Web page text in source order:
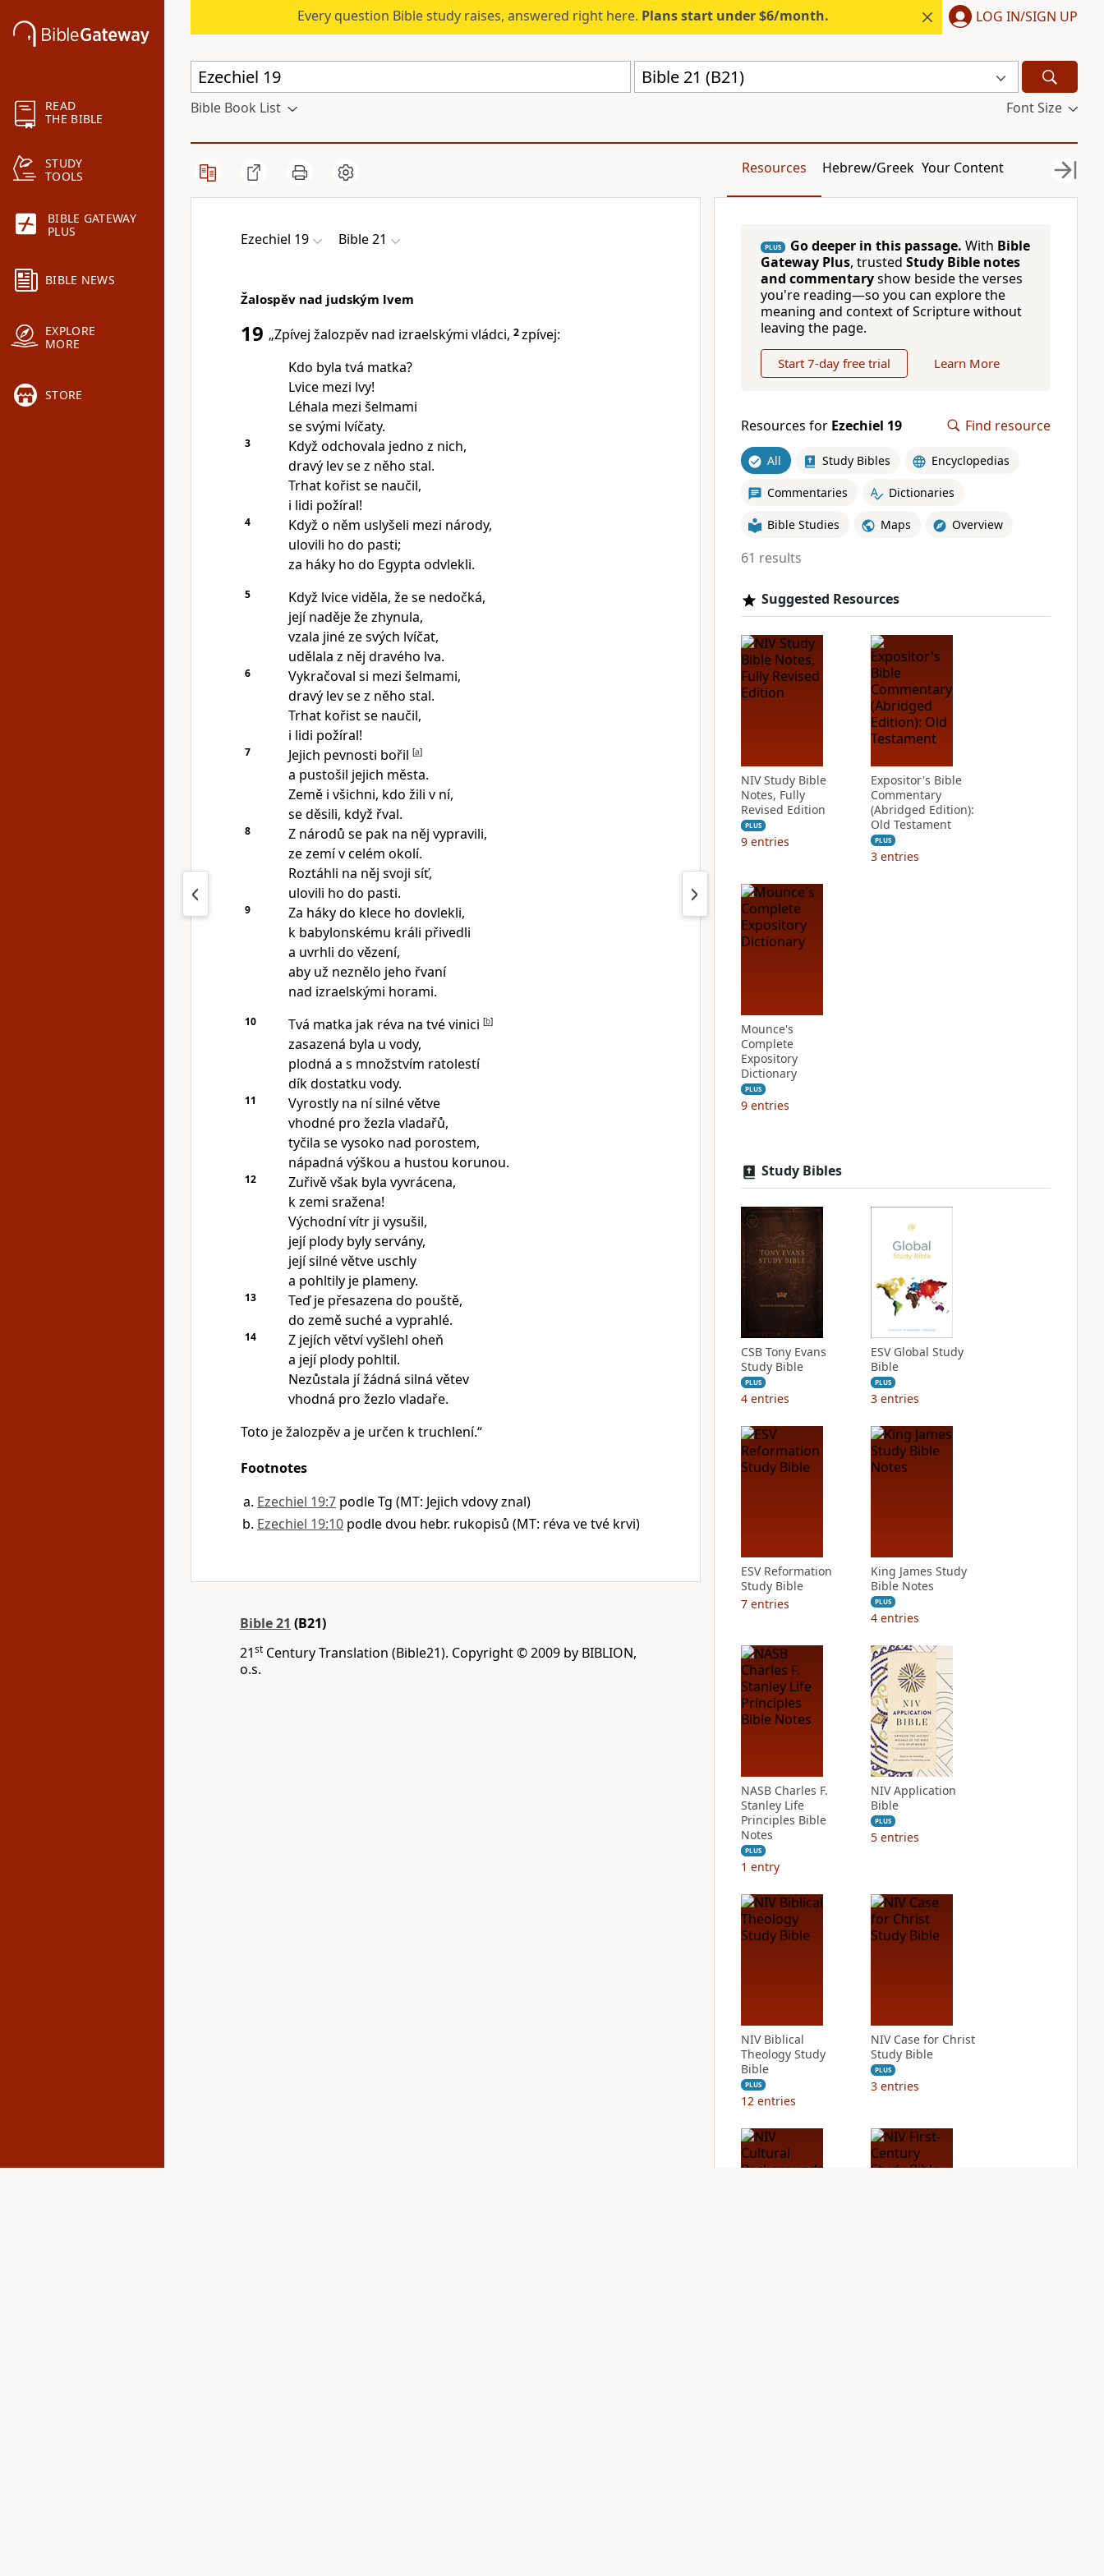
READ
THE BIBLE
STUDY
TOOLS
BIBLE GATEWAY
PLUS
BIBLE NEWS
EXPLORE
MORE
STORE
Every question Bible study raises, answered right here. Plans start under $6/month. LOG IN/SIGN UP
Bible 21 (B21)
Bible Book List Font Size
Resources Hebrew/Greek Your Content
Ezechiel 19 Bible 21
Žalospěv nad judským lvem
19 „Zpívej žalozpěv nad izraelskými vládci, 2zpívej:
Kdo byla tvá matka?
Lvice mezi lvy!
Léhala mezi šelmami
se svými lvíčaty.
3
Když odchovala jedno z nich,
dravý lev se z něho stal.
Trhat kořist se naučil,
i lidi požíral!
4
Když o něm uslyšeli mezi národy,
ulovili ho do pasti;
za háky ho do Egypta odvlekli.
5
Když lvice viděla, že se nedočká,
její naděje že zhynula,
vzala jiné ze svých lvíčat,
udělala z něj dravého lva.
6
Vykračoval si mezi šelmami,
dravý lev se z něho stal.
Trhat kořist se naučil,
i lidi požíral!
7 Jejich pevnosti bořil [a]
a pustošil jejich města.
Země i všichni, kdo žili v ní,
se děsili, když řval.
8
Z národů se pak na něj vypravili,
ze zemí v celém okolí.
Roztáhli na něj svoji síť,
ulovili ho do pasti.
9
Za háky do klece ho dovlekli,
k babylonskému králi přivedli
a uvrhli do vězení,
aby už neznělo jeho řvaní
nad izraelskými horami.
10 Tvá matka jak réva na tvé vinici [b]
zasazená byla u vody,
plodná a s množstvím ratolestí
dík dostatku vody.
11
Vyrostly na ní silné větve
vhodné pro žezla vladařů,
tyčila se vysoko nad porostem,
nápadná výškou a hustou korunou.
12
Zuřivě však byla vyvrácena,
k zemi sražena!
Východní vítr ji vysušil,
její plody byly servány,
její silné větve uschly
a pohltily je plameny.
13
Teď je přesazena do pouště,
do země suché a vyprahlé.
14
Z jejích větví vyšlehl oheň
a její plody pohltil.
Nezůstala jí žádná silná větev
vhodná pro žezlo vladaře.
Toto je žalozpěv a je určen k truchlení.“
Footnotes
Ezechiel 19:7 podle Tg (MT: Jejich vdovy znal)
Ezechiel 19:10 podle dvou hebr. rukopisů (MT: réva ve tvé krvi)
Bible 21 (B21)
21st Century Translation (Bible21). Copyright © 2009 by BIBLION,
o.s.
PLUS Go deeper in this passage. With Bible
Gateway Plus, trusted Study Bible notes
and commentaryshow beside the verses
you're reading—so you can explore the
meaning and context of Scripture without
leaving the page.
Start 7-day free trial Learn More
Resources for Ezechiel 19 Find resource
All Study Bibles Encyclopedias
Commentaries Dictionaries
Bible Studies Maps Overview
61 results
Suggested Resources
NIV Study Bible
Notes, Fully
Revised Edition
PLUS
9 entries
Expositor's Bible
Commentary
(Abridged Edition):
Old Testament
PLUS
3 entries
Mounce's
Complete
Expository
Dictionary
PLUS
9 entries
Study Bibles
CSB Tony Evans
Study Bible
PLUS
4 entries
ESV Global Study
Bible
PLUS
3 entries
ESV Reformation
Study Bible
7 entries
King James Study
Bible Notes
PLUS
4 entries
NASB Charles F.
Stanley Life
Principles Bible
Notes
PLUS
1 entry
NIV Application
Bible
PLUS
5 entries
NIV Biblical
Theology Study
Bible
PLUS
12 entries
NIV Case for Christ
Study Bible
PLUS
3 entries